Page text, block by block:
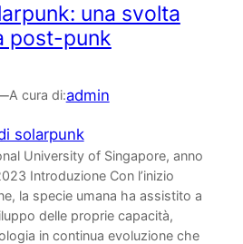
una svolta
post-punk
A cura di:admin
solarpunk
University of Singapore, anno
Introduzione Con l’inizio
la specie umana ha assistito a
delle proprie capacità,
in continua evoluzione che